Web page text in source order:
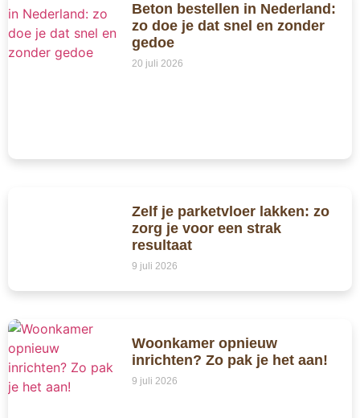
Beton bestellen in Nederland:
zo doe je dat snel en zonder
gedoe
20 juli 2026
Zelf je parketvloer lakken: zo
zorg je voor een strak
resultaat
9 juli 2026
Woonkamer opnieuw
inrichten? Zo pak je het aan!
9 juli 2026